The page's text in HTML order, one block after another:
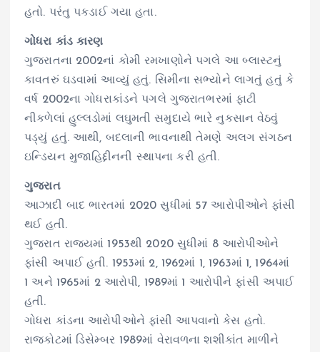
હતો. પરંતુ પકડાઈ ગયા હતા.
ગોધરા કાંડ કારણ
ગુજરાતના 2002નાં કોમી રમખાણોને પગલે આ બ્લાસ્ટનું
કાવતરું ઘડવામાં આવ્યું હતું. સિમીના સભ્યોને લાગતું હતું કે
વર્ષ 2002ના ગોધરાકાંડને પગલે ગુજરાતભરમાં ફાટી
નીકળેલાં હુલ્લડોમાં લઘુમતી સમુદાયે ભારે નુકસાન વેઠવું
પડ્યું હતું. આથી, બદલાની ભાવનાથી તેમણે અલગ સંગઠન
ઇન્ડિયન મુજાહિદ્દીનની સ્થાપના કરી હતી.
ગુજરાત
આઝાદી બાદ ભારતમાં 2020 સુધીમાં 57 આરોપીઓને ફાંસી
થઈ હતી.
ગુજરાત રાજ્યમાં 1953થી 2020 સુધીમાં 8 આરોપીઓને
ફાંસી અપાઈ હતી. 1953માં 2, 1962માં 1, 1963માં 1, 1964માં
1 અને 1965માં 2 આરોપી, 1989માં 1 આરોપીને ફાંસી અપાઈ
હતી.
ગોધરા કાંડના આરોપીઓને ફાંસી આપવાનો કેસ હતો.
રાજકોટમાં ડિસેમ્બર 1989માં વેરાવળના શશીકાંત માળીને